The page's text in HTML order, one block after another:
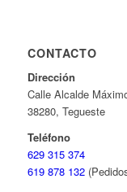
CONTACTO
Dirección
Calle Alcalde
38280, Tegueste
Teléfono
629 315 374
619 878 132